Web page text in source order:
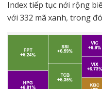
Index tiếp tục nới rộng
với 332 mã xanh, trong